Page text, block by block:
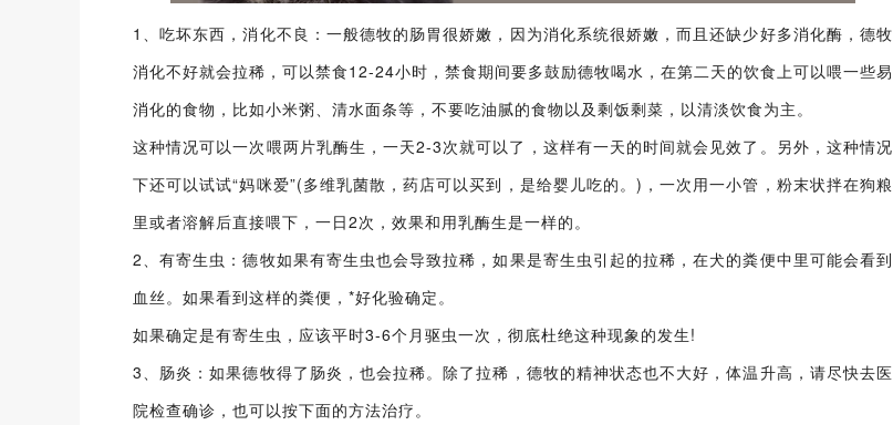
1、吃坏东西，消化不良：一般德牧的肠胃很娇嫩，因为消化系统很娇嫩，而且还缺少好多消化酶，德牧
消化不好就会拉稀，可以禁食12-24小时，禁食期间要多鼓励德牧喝水，在第二天的饮食上可以喂一些易
消化的食物，比如小米粥、清水面条等，不要吃油腻的食物以及剩饭剩菜，以清淡饮食为主。
这种情况可以一次喂两片乳酶生，一天2-3次就可以了，这样有一天的时间就会见效了。另外，这种情况
下还可以试试“妈咪爱”(多维乳菌散，药店可以买到，是给婴儿吃的。)，一次用一小管，粉末状拌在狗粮
里或者溶解后直接喂下，一日2次，效果和用乳酶生是一样的。
2、有寄生虫：德牧如果有寄生虫也会导致拉稀，如果是寄生虫引起的拉稀，在犬的粪便中里可能会看到
血丝。如果看到这样的粪便，*好化验确定。
如果确定是有寄生虫，应该平时3-6个月驱虫一次，彻底杜绝这种现象的发生!
3、肠炎：如果德牧得了肠炎，也会拉稀。除了拉稀，德牧的精神状态也不大好，体温升高，请尽快去医
院检查确诊，也可以按下面的方法治疗。